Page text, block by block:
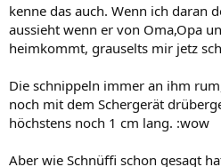
kenne das auch. Wenn ich daran
aussieht wenn er von Oma,Opa
heimkommt, grauselts mir jetz
Die schnippeln immer an ihm
noch mit dem Schergerät
höchstens noch 1 cm lang. :wow
Aber wie Schnüffi schon gesagt